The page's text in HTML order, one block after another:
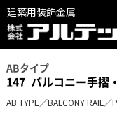
建築用装飾金属
ABタイプ
147 バルコニー手摺
AB TYPE／BALCONY RAIL／